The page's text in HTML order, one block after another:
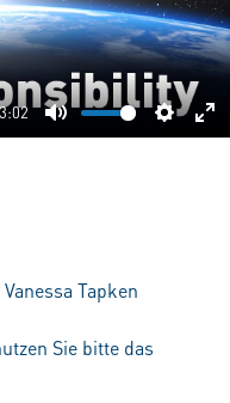
Mute
Tapken
Sie bitte das